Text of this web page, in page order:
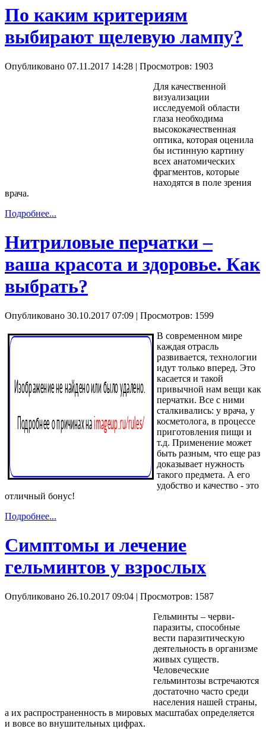
По каким критериям
выбирают щелевую лампу?
Опубликовано 07.11.2017 14:28 | Просмотров: 1903
Для качественной
визуализации
исследуемой области
глаза необходима
высококачественная
оптика, которая оценила
бы истинную картину
всех анатомических
фрагментов, которые
находятся в поле зрения
врача.
Подробнее...
Нитриловые перчатки –
ваша красота и здоровье. Как
выбрать?
Опубликовано 30.10.2017 07:09 | Просмотров: 1599
В современном мире
каждая отрасль
развивается, технологии
идут только вперед. Это
касается и такой
привычной нам вещи как
перчатки. Все с ними
сталкивались: у врача, у
косметолога, в процессе
приготовления пищи и
т.д. Применение может
быть разным, что еще раз
доказывает нужность
такого предмета. А его
удобство и качество - это
отличный бонус!
Подробнее...
Симптомы и лечение
гельминтов у взрослых
Опубликовано 26.10.2017 09:04 | Просмотров: 1587
Гельминты – черви-
паразиты, способные
вести паразитическую
деятельность в организме
живых существ.
Человеческие
гельминтозы встречаются
достаточно часто среди
населения нашей страны,
а их распространенность в мировых масштабах определяется
и вовсе во внушительных цифрах.